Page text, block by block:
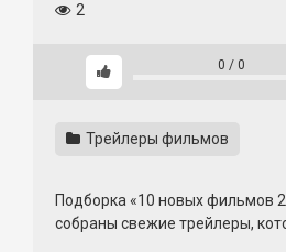
2
0 / 0
Трейлеры фильмов
Подборка «10 новых фильмов
собраны свежие трейлеры,
Здесь вы найдете как